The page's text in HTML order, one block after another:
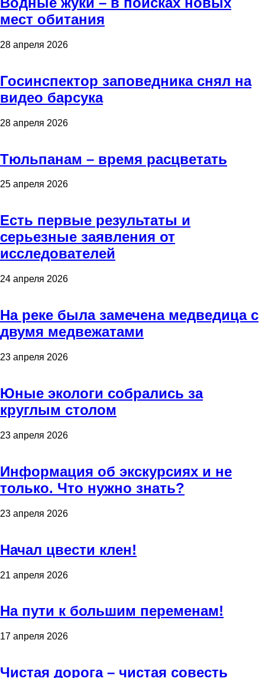
мест обитания
28 апреля 2026
Госинспектор заповедника снял на
видео барсука
28 апреля 2026
Тюльпанам – время расцветать
25 апреля 2026
Есть первые результаты и
серьезные заявления от
исследователей
24 апреля 2026
На реке была замечена медведица с
двумя медвежатами
23 апреля 2026
Юные экологи собрались за
круглым столом
23 апреля 2026
Информация об экскурсиях и не
только. Что нужно знать?
23 апреля 2026
Начал цвести клен!
21 апреля 2026
На пути к большим переменам!
17 апреля 2026
Чистая дорога – чистая совесть